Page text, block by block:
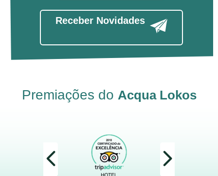
Receber Novidades
Premiações do Acqua Lokos